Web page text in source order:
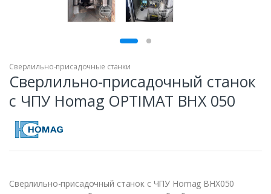
Сверлильно-присадочные станки
Сверлильно-присадочный станок
с ЧПУ Homag OPTIMAT BHX 050
Сверлильно-присадочный станок с ЧПУ Homag BHX050